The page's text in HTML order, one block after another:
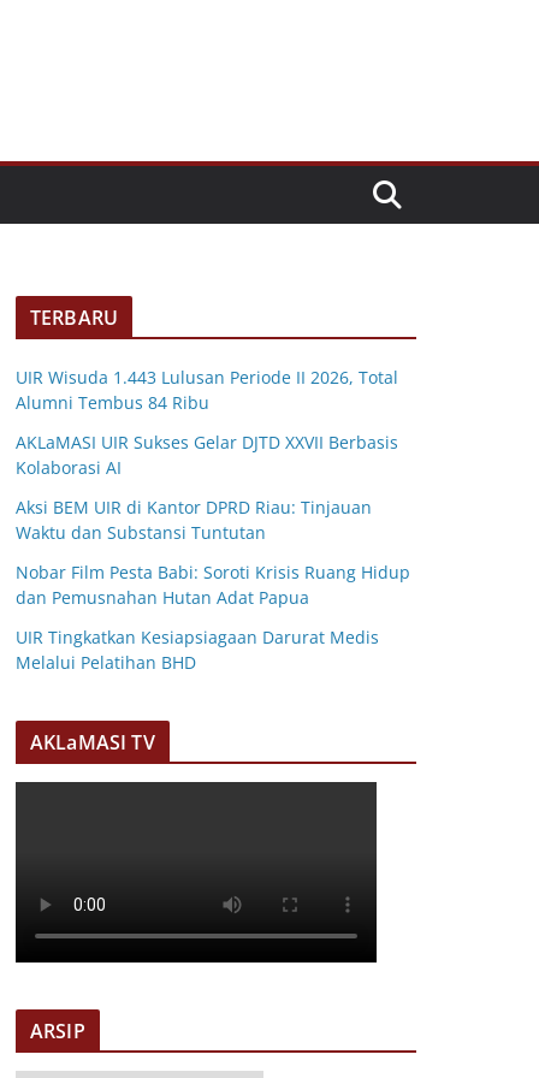
TERBARU
UIR Wisuda 1.443 Lulusan Periode II 2026, Total
Alumni Tembus 84 Ribu
AKLaMASI UIR Sukses Gelar DJTD XXVII Berbasis
Kolaborasi AI
Aksi BEM UIR di Kantor DPRD Riau: Tinjauan
Waktu dan Substansi Tuntutan
Nobar Film Pesta Babi: Soroti Krisis Ruang Hidup
dan Pemusnahan Hutan Adat Papua
UIR Tingkatkan Kesiapsiagaan Darurat Medis
Melalui Pelatihan BHD
AKLaMASI TV
ARSIP